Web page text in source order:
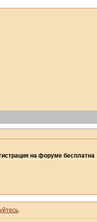
на форуме бесплатна
.